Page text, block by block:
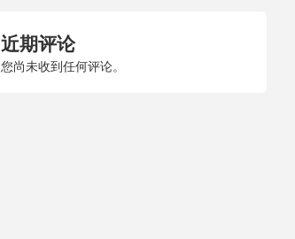
近期评论
您尚未收到任何评论。